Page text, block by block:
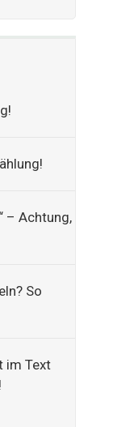
– Achtung,
So
im Text